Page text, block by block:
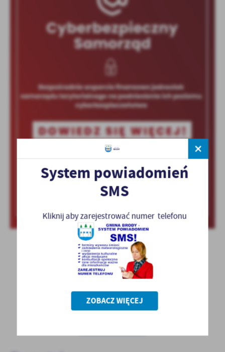
POWRÓT
System powiadomień
SMS
Kliknij aby zarejestrować numer telefonu
ZOBACZ WIĘCEJ